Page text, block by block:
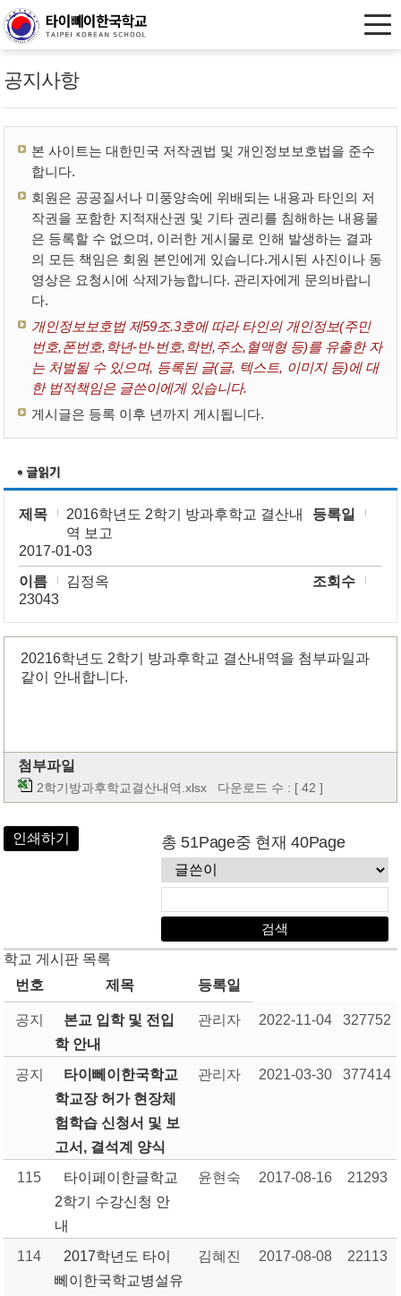
공지사항
본 사이트는 대한민국 저작권법 및 개인정보보호법을 준수
합니다.
회원은 공공질서나 미풍양속에 위배되는 내용과 타인의 저
작권을 포함한 지적재산권 및 기타 권리를 침해하는 내용물
은 등록할 수 없으며, 이러한 게시물로 인해 발생하는 결과
의 모든 책임은 회원 본인에게 있습니다.게시된 사진이나 동
영상은 요청시에 삭제가능합니다. 관리자에게 문의바랍니
다.
개인정보보호법 제59조.3호에 따라 타인의 개인정보(주민
번호,폰번호,학년-반-번호,학번,주소,혈액형 등)를 유출한 자
는 처벌될 수 있으며, 등록된 글(글, 텍스트, 이미지 등)에 대
한 법적책임은 글쓴이에게 있습니다.
게시글은 등록 이후 년까지 게시됩니다.
제목
2016학년도 2학기 방과후학교 결산내
역 보고
등록일
2017-01-03
이름
김정옥
조회수
23043
20216학년도 2학기 방과후학교 결산내역을 첨부파일과
같이 안내합니다.
첨부파일
2학기방과후학교결산내역.xlsx 다운로드 수 : [ 42 ]
인쇄하기 총 51Page중 현재 40Page
학교 게시판 목록
번호
제목 등록일
공지
본교 입학 및 전입
학 안내
관리자 2022-11-04 327752
공지
타이뻬이한국학교
학교장 허가 현장체
험학습 신청서 및 보
고서, 결석계 양식
관리자 2021-03-30 377414
115
타이페이한글학교
2학기 수강신청 안
내
윤현숙 2017-08-16 21293
114
2017학년도 타이
뻬이한국학교병설유
김혜진 2017-08-08 22113